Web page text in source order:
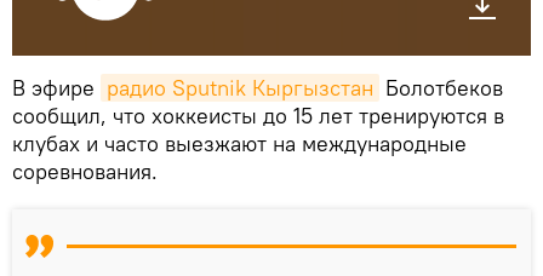
В эфире радио Sputnik Кыргызстан Болотбеков
сообщил, что хоккеисты до 15 лет тренируются в
клубах и часто выезжают на международные
соревнования.